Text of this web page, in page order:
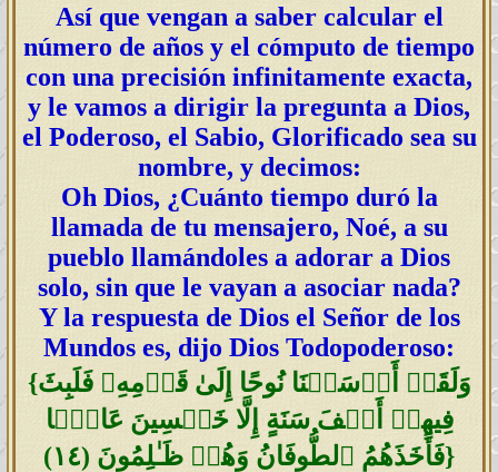
Así que vengan a saber calcular el
número de años y el cómputo de tiempo
con una precisión infinitamente exacta,
y le vamos a dirigir la pregunta a Dios,
el Poderoso, el Sabio, Glorificado sea su
nombre, y decimos:
Oh Dios, ¿Cuánto tiempo duró la
llamada de tu mensajero, Noé, a su
pueblo llamándoles a adorar a Dios
solo, sin que le vayan a asociar nada?
Y la respuesta de Dios el Señor de los
Mundos es, dijo Dios Todopoderoso:
{وَلَقَدۡ أَرۡسَلۡنَا نُوحًا إِلَىٰ قَوۡمِهِۦ فَلَبِثَ
فِيهِمۡ أَلۡفَ سَنَةٍ إِلَّا خَمۡسِينَ عَامً۬ا
فَأَخَذَهُمُ ٱلطُّوفَانُ وَهُمۡ ظَـٰلِمُونَ (١٤)
}